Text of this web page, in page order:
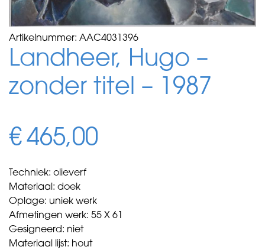
Artikelnummer: AAC4031396
Landheer, Hugo –
zonder titel – 1987
€ 465,00
Techniek: olieverf
Materiaal: doek
Oplage: uniek werk
Afmetingen werk: 55 X 61
Gesigneerd: niet
Materiaal lijst: hout